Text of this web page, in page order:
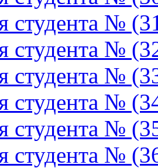
студента №
студента №
студента №
студента №
студента №
студента №